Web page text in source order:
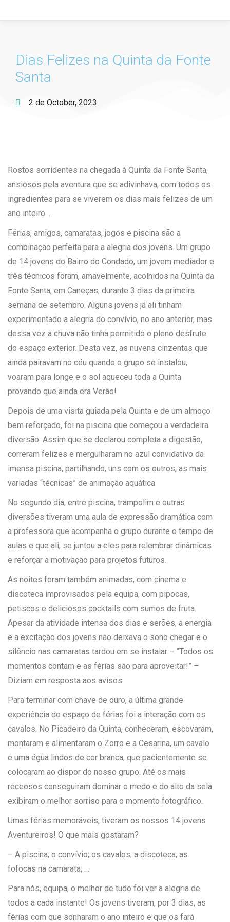
Dias Felizes na Quinta da Fonte
Santa
2 de October, 2023
Rostos sorridentes na chegada à Quinta da Fonte Santa,
ansiosos pela aventura que se adivinhava, com todos os
ingredientes para se viverem os dias mais felizes de um
ano inteiro…
Férias, amigos, camaratas, jogos e piscina são a
combinação perfeita para a alegria dos jovens. Um grupo
de 14 jovens do Bairro do Condado, um jovem mediador e
três técnicos foram, amavelmente, acolhidos na Quinta da
Fonte Santa, em Caneças, durante 3 dias da primeira
semana de setembro. Alguns jovens já ali tinham
experimentado a alegria do convívio, no ano anterior, mas
dessa vez a chuva não tinha permitido o pleno desfrute
do espaço exterior. Desta vez, as nuvens cinzentas que
ainda pairavam no céu quando o grupo se instalou,
voaram para longe e o sol aqueceu toda a Quinta
provando que ainda era Verão!
Depois de uma visita guiada pela Quinta e de um almoço
bem reforçado, foi na piscina que começou a verdadeira
diversão. Assim que se declarou completa a digestão,
correram felizes e mergulharam no azul convidativo da
imensa piscina, partilhando, uns com os outros, as mais
variadas “técnicas” de animação aquática.
No segundo dia, entre piscina, trampolim e outras
diversões tiveram uma aula de expressão dramática com
a professora que acompanha o grupo durante o tempo de
aulas e que ali, se juntou a eles para relembrar dinâmicas
e reforçar a motivação para projetos futuros.
As noites foram também animadas, com cinema e
discoteca improvisados pela equipa, com pipocas,
petiscos e deliciosos cocktails com sumos de fruta.
Apesar da atividade intensa dos dias e serões, a energia
e a excitação dos jovens não deixava o sono chegar e o
silêncio nas camaratas tardou em se instalar – “Todos os
momentos contam e as férias são para aproveitar!” –
Diziam em resposta aos avisos.
Para terminar com chave de ouro, a última grande
experiência do espaço de férias foi a interação com os
cavalos. No Picadeiro da Quinta, conheceram, escovaram,
montaram e alimentaram o Zorro e a Cesarina, um cavalo
e uma égua lindos de cor branca, que pacientemente se
colocaram ao dispor do nosso grupo. Até os mais
receosos conseguiram dominar o medo e do alto da sela
exibiram o melhor sorriso para o momento fotográfico.
Umas férias memoráveis, tiveram os nossos 14 jovens
Aventureiros! O que mais gostaram?
– A piscina; o convívio; os cavalos; a discoteca; as
fofocas na camarata; …
Para nós, equipa, o melhor de tudo foi ver a alegria de
todos a cada instante! Os jovens tiveram, por 3 dias, as
férias com que sonharam o ano inteiro e que os fará